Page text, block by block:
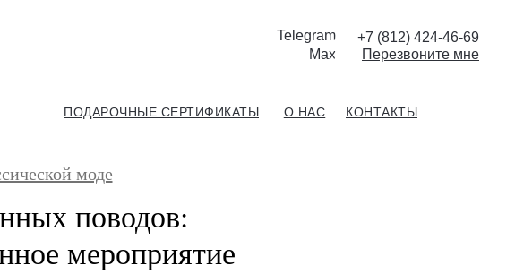
ПОДАРОЧНЫЕ СЕРТИФИКАТЫ КОНТАКТЫ
О НАС
Перезвоните мне
+7 (812) 424-46-69
Max
Telegram
моде
поводов:
мероприятие